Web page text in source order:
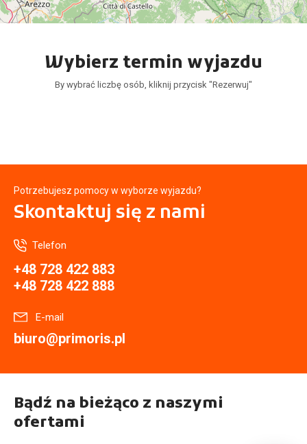
Wybierz termin wyjazdu
By wybrać liczbę osób, kliknij przycisk "Rezerwuj"
Potrzebujesz pomocy w wyborze wyjazdu?
Skontaktuj się z nami
Telefon
+48 728 422 883
+48 728 422 888
E-mail
biuro@primoris.pl
Bądź na bieżąco z naszymi
ofertami